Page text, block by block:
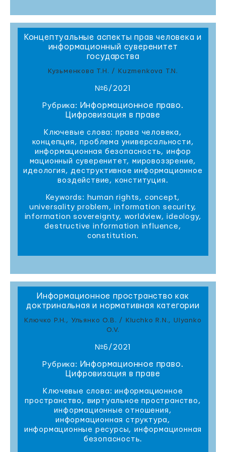
Концептуальные аспекты прав человека и
информационный суверенитет
государства
Кузьменкова Т.Н. / Kuzmenkova T.N.
№6/2021
Рубрика: Информационное право.
Цифровизация в праве
Ключевые слова: права человека,
концепция, проблема универсальности,
информационная безопасность, инфор
мационный суверенитет, мировоззрение,
идеология, деструктивное информационное
воздействие, конституция.
Keywords: human rights, concept,
universality problem, information security,
information sovereignty, worldview, ideology,
destructive information influence,
constitution.
Информационное пространство как
доктринальная и нормативная категории
Ключко Р.Н., Ульянко О.В. / Kluchko R.N., Ulyanko
O.V.
№6/2021
Рубрика: Информационное право.
Цифровизация в праве
Ключевые слова: информационное
пространство, виртуальное пространство,
информационные отношения,
информационная структура,
информационные ресурсы, информационная
безопасность.